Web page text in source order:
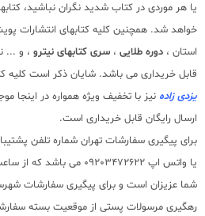
یا هر موردی در کتاب شدید نگران نباشید،
استان ، دوره طلایی ، سری کتابهای نیترو ، و ...
قابل خریداری می باشد. شایان ذکر است کلیه
یزدی زاده نیز با تخفیف ویژه همواره در اینجا
ارسال رایگان قابل خریداری است.
شما عزیزان است و برای پیگیری سفارشات
رهگیری مرسولات پستی از موقعیت بسته